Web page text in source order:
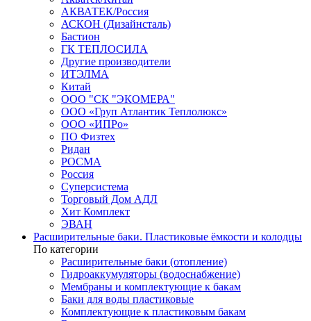
АКВАТЕК/Россия
АСКОН (Дизайнсталь)
Бастион
ГК ТЕПЛОСИЛА
Другие производители
ИТЭЛМА
Китай
ООО "СК "ЭКОМЕРА"
ООО «Груп Атлантик Теплолюкс»
ООО «ИПРо»
ПО Физтех
Ридан
РОСМА
Россия
Суперсистема
Торговый Дом АДЛ
Хит Комплект
ЭВАН
Расширительные баки. Пластиковые ёмкости и колодцы
По категории
Расширительные баки (отопление)
Гидроаккумуляторы (водоснабжение)
Мембраны и комплектующие к бакам
Баки для воды пластиковые
Комплектующие к пластиковым бакам